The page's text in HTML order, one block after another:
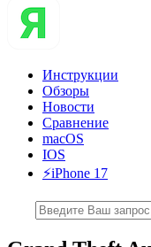
Инструкции
Обзоры
Новости
Сравнение
macOS
IOS
⚡️iPhone 17